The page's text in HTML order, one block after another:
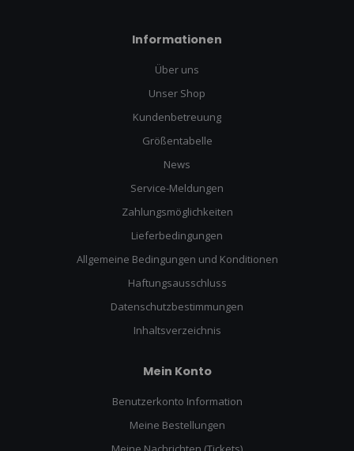
Informationen
Über uns
Unser Shop
Kundenbetreuung
Größentabelle
News
Service-Meldungen
Zahlungsmöglichkeiten
Lieferbedingungen
Allgemeine Bedingungen und Konditionen
Haftungsausschluss
Datenschutzbestimmungen
Inhaltsverzeichnis
Mein Konto
Benutzerkonto Information
Meine Bestellungen